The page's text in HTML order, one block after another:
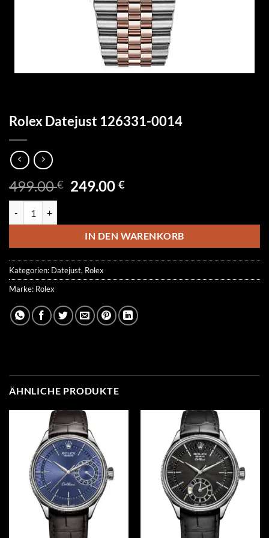
Rolex Datejust 126331-0014
499.00€ Ursprünglicher
499.00 €
249.00€Aktueller
249.00 €.
IN DEN WARENKORB
Kategorien: Datejust, Rolex
Marke: Rolex
ÄHNLICHE PRODUKTE